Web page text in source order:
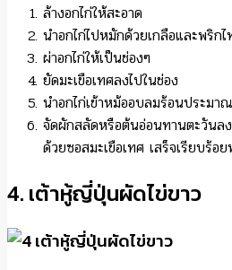
ล้างอกไก่ให้สะอาด
นำอกไก่ไปหมักด้วยเกลือและพริก
ผ่าอกไก่ให้เป็นช่องๆ
ยัดมะเขือเทศลงไปในช่อง
นำอกไก่เข้าหม้ออบลมร้อนประม
จัดผักสลัดหรือต้นอ่อนทานตะวันล
ด้วยซอสมะเขือเทศ เสร็จเรียบร้อ
4. เต้าหู้ญี่ปุ่นผัดไข่ขาว